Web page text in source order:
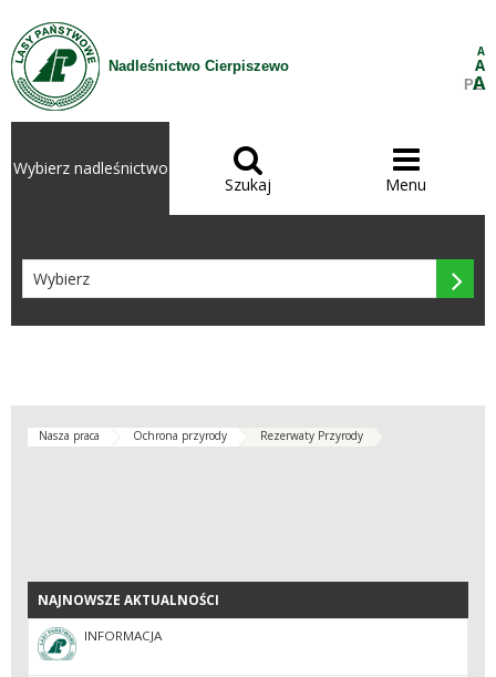
Przejdź do treści
Nadleśnictwo Cierpiszewo
A
A
A
PL
Wybierz nadleśnictwo 
Szukaj

Menu

Nasza praca Ochrona przyrody Rezerwaty Przyrody
NAJNOWSZE AKTUALNOŚCI
NAJNOWSZE AKTUALNOŚCI
INFORMACJA